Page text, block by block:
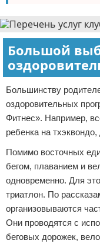
Большой
Большинству
оздоровительных
Фитнес». Например,
ребенка на
Помимо восточных
бегом, плаванием и
одновременно. Для
триатлон. По
организовываются
Они проводятся с
беговых дорожек,